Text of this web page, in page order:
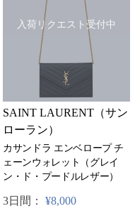
入荷リクエスト受付中
SAINT LAURENT（サン
ローラン）
カサンドラ エンベロープ チ
ェーンウォレット（グレイ
ン・ド・プードルレザー）
3日間： ¥8,000